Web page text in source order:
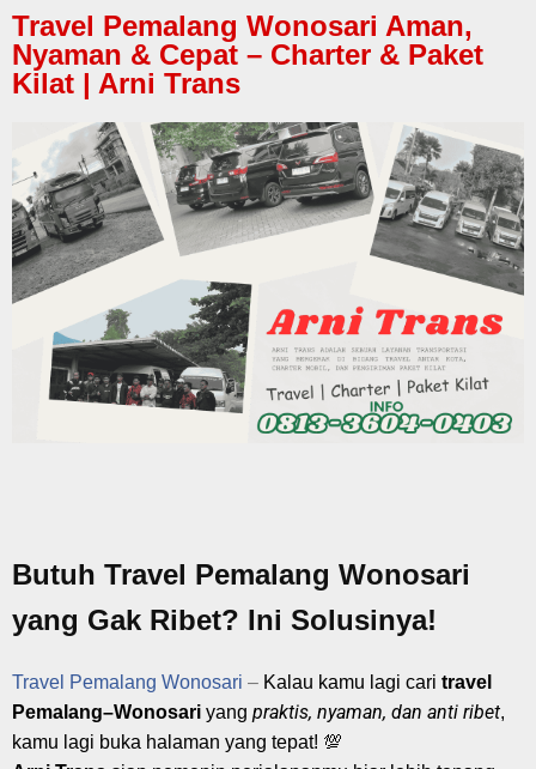
Travel Pemalang Wonosari Aman,
Nyaman & Cepat – Charter & Paket
Kilat | Arni Trans
Butuh Travel Pemalang Wonosari
yang Gak Ribet? Ini Solusinya!
Travel Pemalang Wonosari – Kalau kamu lagi cari travel
Pemalang–Wonosari yang praktis, nyaman, dan anti ribet,
kamu lagi buka halaman yang tepat! 💯